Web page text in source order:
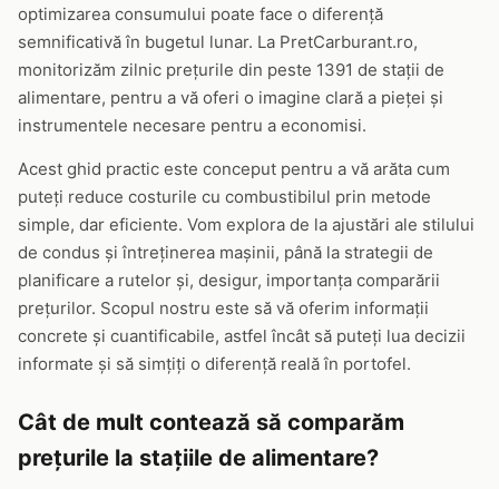
optimizarea consumului poate face o diferență
semnificativă în bugetul lunar. La PretCarburant.ro,
monitorizăm zilnic prețurile din peste 1391 de stații de
alimentare, pentru a vă oferi o imagine clară a pieței și
instrumentele necesare pentru a economisi.
Acest ghid practic este conceput pentru a vă arăta cum
puteți reduce costurile cu combustibilul prin metode
simple, dar eficiente. Vom explora de la ajustări ale stilului
de condus și întreținerea mașinii, până la strategii de
planificare a rutelor și, desigur, importanța comparării
prețurilor. Scopul nostru este să vă oferim informații
concrete și cuantificabile, astfel încât să puteți lua decizii
informate și să simțiți o diferență reală în portofel.
Cât de mult contează să comparăm
prețurile la stațiile de alimentare?